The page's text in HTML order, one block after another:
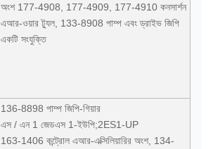
অংশ 177-4908, 177-4909, 177-4910 কনসার্শন
এআর-ওয়ার ট্যুল, 133-8908 পাম্প এবং ড্রাইভ জিপি
একটি সংযুক্তি
136-8898 পাম্প জিপি-গিয়ার
এস / এন 1 জেডএস 1-ইউপি;2ES1-UP
163-1406 কন্ট্রোল এআর-এক্সিলিয়ারির অংশ, 134-